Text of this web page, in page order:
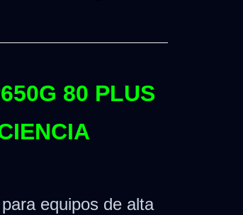
80 PLUS
equipos de alta